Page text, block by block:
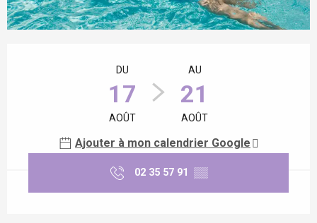
DU
17
AOÛT
AU
21
AOÛT
Ajouter à mon calendrier Google
02 35 57 91 ▒▒